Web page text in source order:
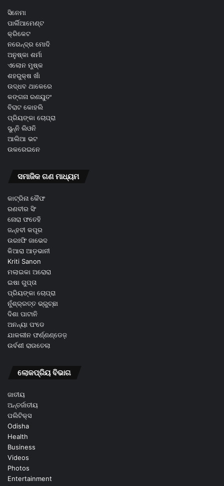
ସିନେମା
ପାର୍ଲିଆମେଣ୍ଟ
କ୍ରିକେଟ
ନରେନ୍ଦ୍ର ମୋଦି
ଅନୁଷ୍କା ଶର୍ମା
ଏଲୋନ ମୁଷ୍କ
ଶହରୁକ୍ଷ ଖାଁ
ଉଦ୍ଧବ ଥାକେରେ
କଙ୍ଗନା ରଣୟୁତଂ
ବିରାଟ କୋହଲି
ପ୍ରିୟଙ୍କା ଚୋପ୍ରା
ସୁନ୍ନି ଲିଓନି
ଆଲିଆ ଭଟ
ଉକରେଇନେ
ସମାଜିକ ଗଣ ମାଧ୍ୟମ
କାଟ୍ରିନା କୈଫ
ରଣବୀର ସିଂ
ନୋରା ଫତେହି
ଜନ୍ହବୀ କପୂର
ଉରଃଫି ଜାଭେଦ
କିଆରା ଆଡ଼ଭାନୀ
Kriti Sanon
ମଲାଇକା ଅରୋରା
ଇଷା ଗୁପ୍ତା
ପ୍ରିୟଙ୍କା ଚୋପ୍ରା
ନୁଁଶ୍ର୍ରତ୍ତ ଭ୍ରୁଚ୍ଛା
ଦିଶା ପାଟାନି
ଅନନ୍ୟା ପଂଡେ
ଯାକଲୀନ ଫର୍ଣ୍ଣଣ୍ଡେଜ଼
ଉର୍ବଶୀ ରାଉତେଲା
ଲୋକପ୍ରିୟ ବିଭାଗ
ଜାତୀୟ
ଅନ୍ତର୍ଜାତୀୟ
ପଲିଟିକ୍ସ
Odisha
Health
Business
Videos
Photos
Entertainment